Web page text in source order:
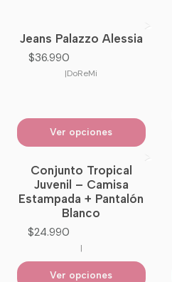
Nuevo
Jeans Palazzo Alessia
$36.990
|DoReMi
Ver opciones
Conjunto Tropical
Juvenil – Camisa
Estampada + Pantalón
Blanco
$24.990
|
Ver opciones